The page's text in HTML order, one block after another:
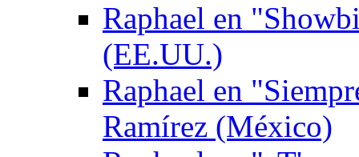
Raphael en
(EE.UU.)
Raphael en
Ramírez (México)